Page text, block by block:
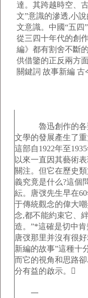
達。其跨越時空、
文”意識的滲透,小
文意識。中國“五四
從三四十年代的創
編》都有割舍不斷
供借鑒的正反兩方
關鍵詞 故事新編 古
魯迅創作的各類
文學的發展產生了
這部自1922年至
以來一直因其藝術
關注。但它在歷史
義究竟是什么?這個
紜。唐弢先生早在
于傳統觀念的偉大
念,都不能約束它、
造。”*這確是切中
唐弢那里并沒有很
新編的故事”這種十
而它的視角和思路
分有益的啟示。
一